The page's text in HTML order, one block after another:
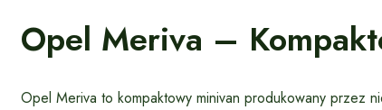
Opel Meriva –
Opel Meriva to kompaktowy minivan produkowany przez